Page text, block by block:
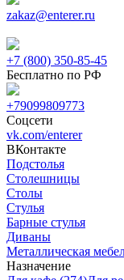
zakaz@enterer.ru
+7 (800) 350-85-45
Бесплатно по РФ
+79099809773
Соцсети
vk.com/enterer
ВКонтакте
Подстолья
Столешницы
Столы
Стулья
Барные стулья
Диваны
Металлическая
Назначение